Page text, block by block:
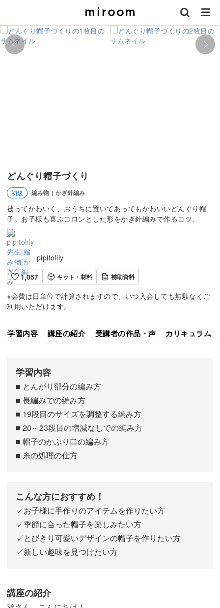
どんぐり帽子づくり
初級 編み物 | かぎ針編み
被ってかわいく、おうちに置いてあってもかわいいどんぐり帽
子。お子様も喜ぶコロンとした形をかぎ針編みで作るコツ。
pipitolily
1,057
キット・材料 補助資料
※会費は日単位で計算されますので、いつ入会しても無駄なくご
利用いただけます。
学習内容 講座の紹介 受講者の作品・声 カリキュラム
学習内容
■ とんがり部分の編み方
■ 長編みでの編み方
■ 19段目のサイズを調整する編み方
■ 20～23段目の増減なしでの編み方
■ 帽子のかぶり口の編み方
■ 糸の処理の仕方
こんな方におすすめ！
✓お子様に手作りのアイテムを作りたい方
✓季節に合った帽子を楽しみたい方
✓とびきり可愛いデザインの帽子を作りたい方
✓新しい趣味を見つけたい方
講座の紹介